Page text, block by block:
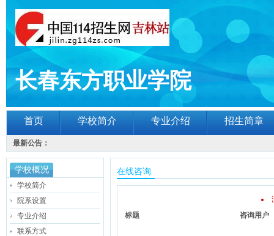
长春东方职业学院
首页 学校简介 专业介绍 招生简章
最新公告：
学校概况
学校简介
院系设置
专业介绍
联系方式
在线咨询
标题
咨询用户